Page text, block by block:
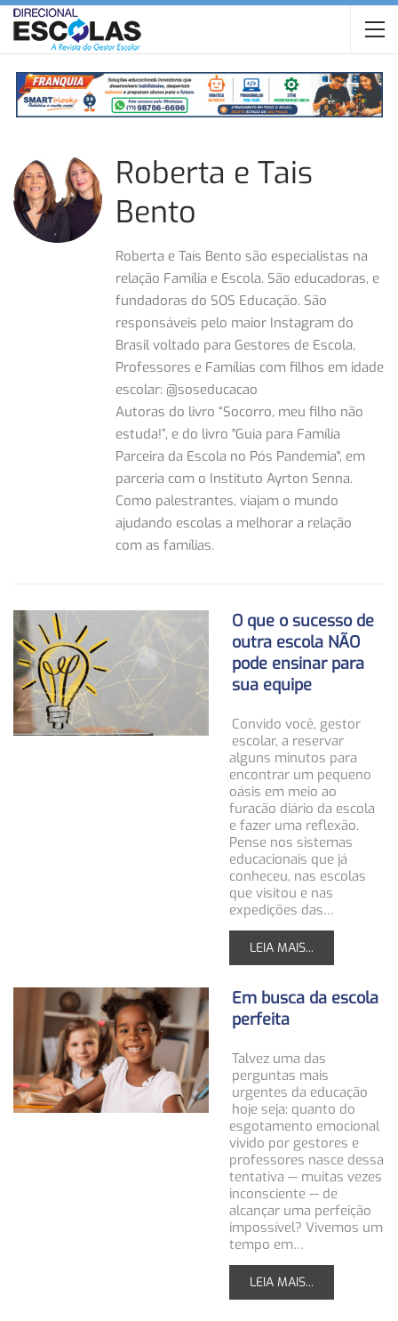
Roberta e Tais
Bento
Roberta e Taís Bento são especialistas na
relação Família e Escola. São educadoras, e
fundadoras do SOS Educação. São
responsáveis pelo maior Instagram do
Brasil voltado para Gestores de Escola,
Professores e Famílias com filhos em idade
escolar: @soseducacao
Autoras do livro “Socorro, meu filho não
estuda!”, e do livro "Guia para Família
Parceira da Escola no Pós Pandemia", em
parceria com o Instituto Ayrton Senna.
Como palestrantes, viajam o mundo
ajudando escolas a melhorar a relação
com as famílias.
O que o sucesso de
outra escola NÃO
pode ensinar para
sua equipe
Convido você, gestor
escolar, a reservar
alguns minutos para
encontrar um pequeno
oásis em meio ao
furacão diário da escola
e fazer uma reflexão.
Pense nos sistemas
educacionais que já
conheceu, nas escolas
que visitou e nas
expedições das…
LEIA MAIS...
Em busca da escola
perfeita
Talvez uma das
perguntas mais
urgentes da educação
hoje seja: quanto do
esgotamento emocional
vivido por gestores e
professores nasce dessa
tentativa — muitas vezes
inconsciente — de
alcançar uma perfeição
impossível? Vivemos um
tempo em…
LEIA MAIS...